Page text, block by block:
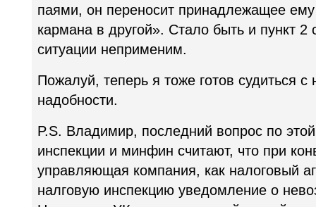
паями, он переносит принадлежащее
кармана в другой». Стало быть и пункт
ситуации неприменим.
Пожалуй, теперь я тоже готов судиться с
надобности.
P.S. Владимир, последний вопрос по
инспекции и минфин считают, что при
управляющая компания, как налоговый
налговую инспекцию уведомление о